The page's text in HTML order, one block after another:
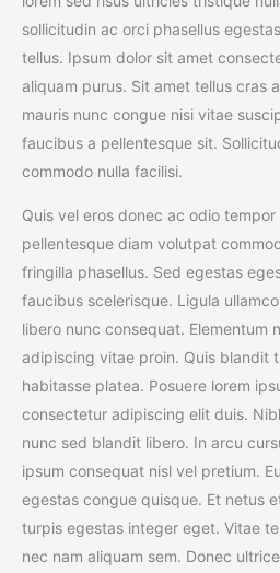
sollicitudin ac orci phasellus
tellus. Ipsum dolor sit amet
aliquam purus. Sit amet tellus cras
mauris nunc congue nisi vitae
faucibus a pellentesque sit.
commodo nulla facilisi.
Quis vel eros donec ac odio
pellentesque diam volutpat
fringilla phasellus. Sed egestas
faucibus scelerisque. Ligula
libero nunc consequat. Elementum
adipiscing vitae proin. Quis blandit
habitasse platea. Posuere lorem
consectetur adipiscing elit duis.
nunc sed blandit libero. In arcu
ipsum consequat nisl vel pretium.
egestas congue quisque. Et netus
turpis egestas integer eget. Vitae
nec nam aliquam sem. Donec